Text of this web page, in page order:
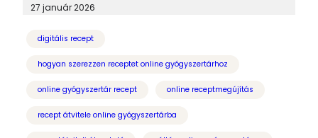
27 január 2026
digitális recept
hogyan szerezzen receptet online gyógyszertárhoz
online gyógyszertár recept online receptmegújítás
recept átvitele online gyógyszertárba